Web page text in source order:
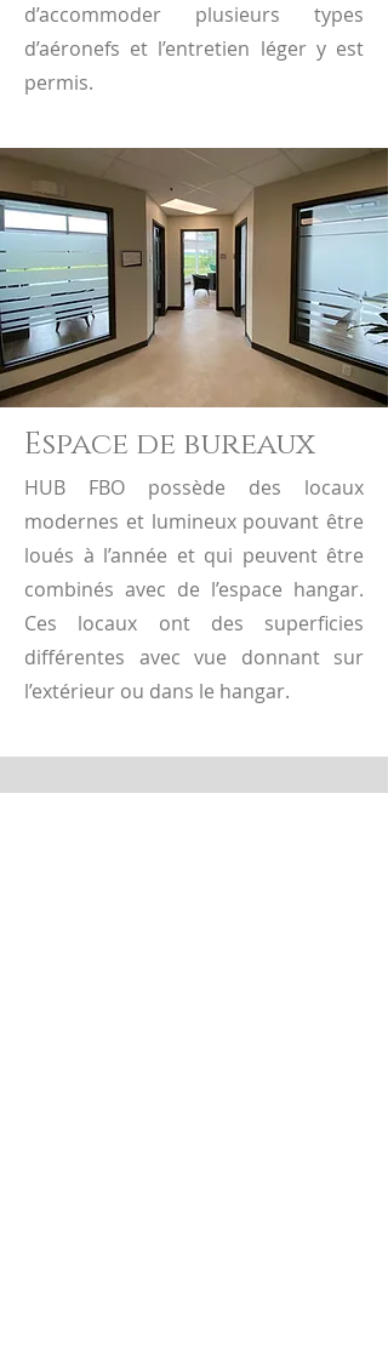
d’accommoder plusieurs types
d’aéronefs et l’entretien léger y est
permis.
Espace de bureaux
HUB FBO possède des locaux
modernes et lumineux pouvant être
loués à l’année et qui peuvent être
combinés avec de l’espace hangar.
Ces locaux ont des superficies
différentes avec vue donnant sur
l’extérieur ou dans le hangar.